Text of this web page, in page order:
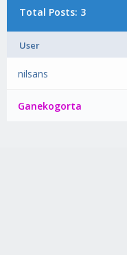
Total Posts: 3
User
nilsans
Ganekogorta